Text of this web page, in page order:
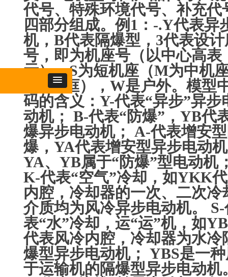
代号、特殊环境代号、补充代
四部分组成。例1：-.Y代表异
机，B代表隔爆型，3代表设计
号，即为机座号（以中心高表
示），S为短机座（M为中机
L是长框），W是户外。模型
码的含义：Y-代表“异步”异步
动机； B-代表“防爆”，YB代
爆异步电动机； A-代表增安
爆，YA代表增安型异步电动
YA、YB属于“防爆”型电动机
K-代表“空气”冷却，如YKK
内腔，冷却器的一次、二次冷
介质均为风冷异步电动机。 S-
表“水”冷却，运“运”机，如
代表风冷内腔，冷却器为水冷
爆型异步电动机； YBS是一
于运输机的隔爆型异步电动机